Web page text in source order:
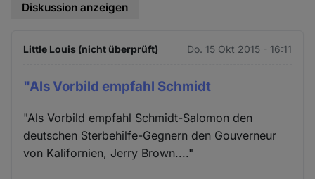
Diskussion anzeigen
Little Louis (nicht überprüft) Do. 15 Okt 2015 - 16:11
"Als Vorbild empfahl Schmidt
"Als Vorbild empfahl Schmidt-Salomon den
deutschen Sterbehilfe-Gegnern den Gouverneur
von Kalifornien, Jerry Brown...."